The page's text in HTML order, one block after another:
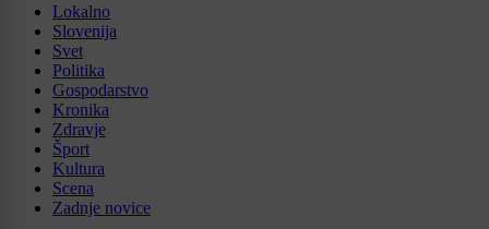
Lokalno
Slovenija
Svet
Politika
Gospodarstvo
Kronika
Zdravje
Šport
Kultura
Scena
Zadnje novice